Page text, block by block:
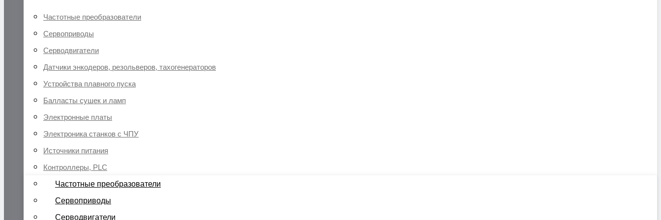
Частотные преобразователи
Сервоприводы
Серводвигатели
Датчики энкодеров, резольверов, тахогенераторов
Устройства плавного пуска
Балласты сушек и ламп
Электронные платы
Электроника станков с ЧПУ
Источники питания
Контроллеры, PLC
Частотные преобразователи
Сервоприводы
Серводвигатели